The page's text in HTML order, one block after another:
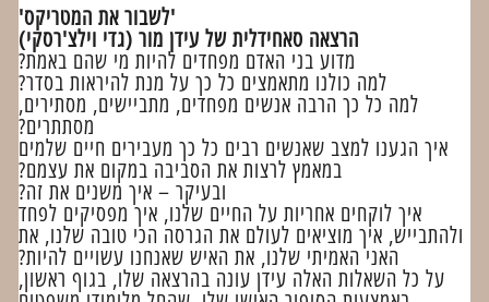
'לשבור את המטריקס'
הרצאה סאחידלית של עידן מור (גדי וילצ'רסקי)
מדוע בני האדם מפחדים להיות מי שהם באמת?
למה כולנו מתאמצים כל כך על מנת להיראות בסדר?
למה כל כך הרבה אנשים מפחדים, מתביישים, מסתירים,
מסתתרים?
איך הגענו למצב שאנשים רבים כל כך מעבירים חיים שלמים
במאמץ לרצות את הסביבה במקום את עצמם?
ובעיקר – איך משנים את זה?
איך לוקחים אחריות על החיים שלנו, איך מפסיקים לפחד
ולהתבייש, איך מוציאים לעולם את הגרסה הכי טובה שלנו, את
האני האמיתי שלנו, את האיש שאנחנו עשויים להיות?
על כל השאלות האלה עידן עונה בהרצאה שלו, בגוף ראשון,